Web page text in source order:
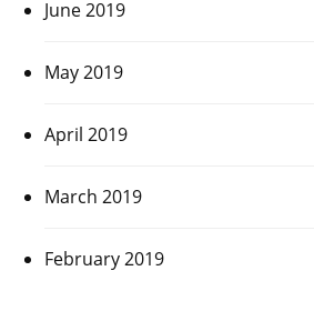
June 2019
May 2019
April 2019
March 2019
February 2019